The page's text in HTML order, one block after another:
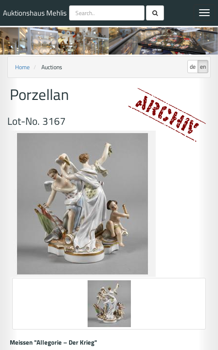
Auktionshaus Mehlis
de en
Home Auctions
Porzellan
Lot-No. 3167
Meissen "Allegorie – Der Krieg"